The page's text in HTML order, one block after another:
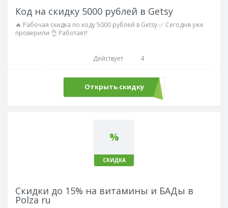
Код на скидку 5000 рублей в Getsy
🔥 Рабочая скидка по коду 5000 рублей в Getsy ✅ Сегодня уже
проверили 👌 Работает!
Действует 4
Открыть скидку
%
СКИДКА
Скидки до 15% на витамины и БАДы в
Polza ru